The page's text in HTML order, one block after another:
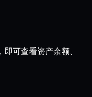
可查看资产余额、